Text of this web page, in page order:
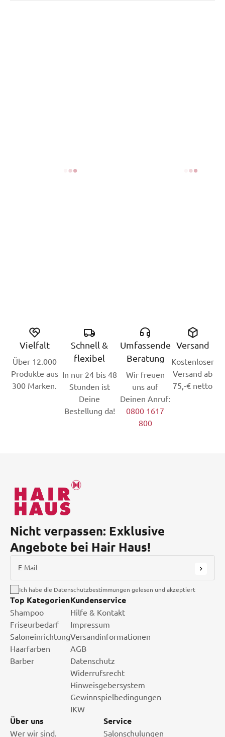
Vielfalt
Über 12.000
Produkte aus
300 Marken.
Schnell &
flexibel
In nur 24 bis 48
Stunden ist
Deine
Bestellung da!
Umfassende
Beratung
Wir freuen
uns auf
Deinen Anruf:
0800 1617
800
Versand
Kostenloser
Versand ab
75,-€ netto
Nicht verpassen: Exklusive
Angebote bei Hair Haus!
E-Mail
Ich habe die Datenschutzbestimmungen gelesen und akzeptiert
Top Kategorien
Shampoo
Friseurbedarf
Saloneinrichtung
Haarfarben
Barber
Kundenservice
Hilfe & Kontakt
Impressum
Versandinformationen
AGB
Datenschutz
Widerrufsrecht
Hinweisgebersystem
Gewinnspielbedingungen
IKW
Über uns
Wer wir sind.
Service
Salonschulungen